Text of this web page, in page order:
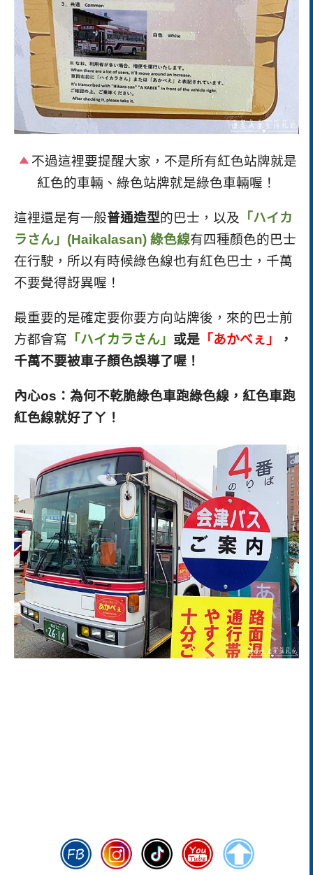
不過這裡要提醒大家，不是所有紅色站牌就是
紅色的車輛、綠色站牌就是綠色車輛喔！
這裡還是有一般普通造型的巴士，以及 「ハイカ
ラさん」(Haikalasan) 綠色線有四種顏色的巴士
在行駛，所以有時候綠色線也有紅色巴士，千萬
不要覺得訝異喔！
最重要的是確定要你要方向站牌後，來的巴士前
方都會寫 「ハイカラさん」 或是 「あかべぇ」
，
千萬不要被車子顏色誤導了喔！
內心os：為何不乾脆綠色車跑綠色線，紅色車跑
紅色線就好了ㄚ！